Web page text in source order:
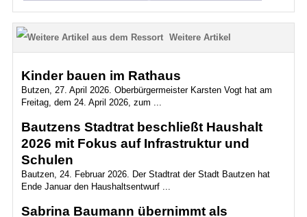
Weitere Artikel
Kinder bauen im Rathaus
Butzen, 27. April 2026. Oberbürgermeister Karsten Vogt hat am
Freitag, dem 24. April 2026, zum ...
Bautzens Stadtrat beschließt Haushalt
2026 mit Fokus auf Infrastruktur und
Schulen
Bautzen, 24. Februar 2026. Der Stadtrat der Stadt Bautzen hat
Ende Januar den Haushaltsentwurf ...
Sabrina Baumann übernimmt als